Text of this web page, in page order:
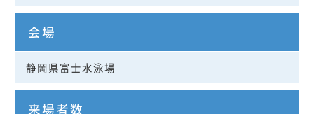
会場
静岡県富士水泳場
来場者数